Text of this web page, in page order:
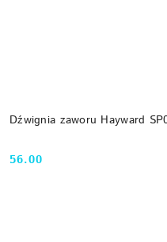
Dźwignia zaworu Hayward
Cena:
56.00